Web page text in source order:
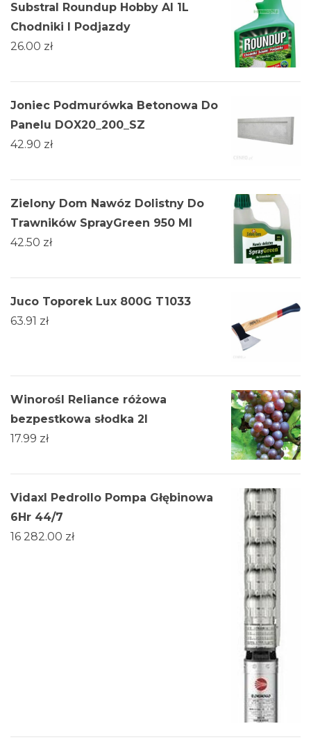
Substral Roundup Hobby Al 1L
Chodniki I Podjazdy
26.00 zł
Joniec Podmurówka Betonowa Do
Panelu DOX20_200_SZ
42.90 zł
Zielony Dom Nawóz Dolistny Do
Trawników SprayGreen 950 Ml
42.50 zł
Juco Toporek Lux 800G T1033
63.91 zł
Winorośl Reliance różowa
bezpestkowa słodka 2l
17.99 zł
Vidaxl Pedrollo Pompa Głębinowa
6Hr 44/7
16 282.00 zł